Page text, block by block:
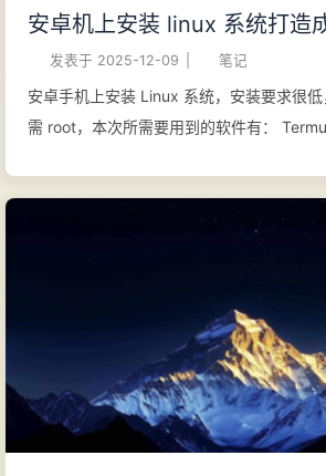
安卓机上安装 linux 系统打造
发表于 2025-12-09 笔记
安卓手机上安装 Linux 系统，安装要求很
需 root，本次所需要用到的软件有：
处于 Installing bootstrap packages... 状态
所示： 接下来我们要执行下方的命令更新
updatepkg upgradepkg install -y curl 如
到提示输入例如 y/n 这种交互操作统一输入
器和系统 手动部署非常的麻烦，使用大佬